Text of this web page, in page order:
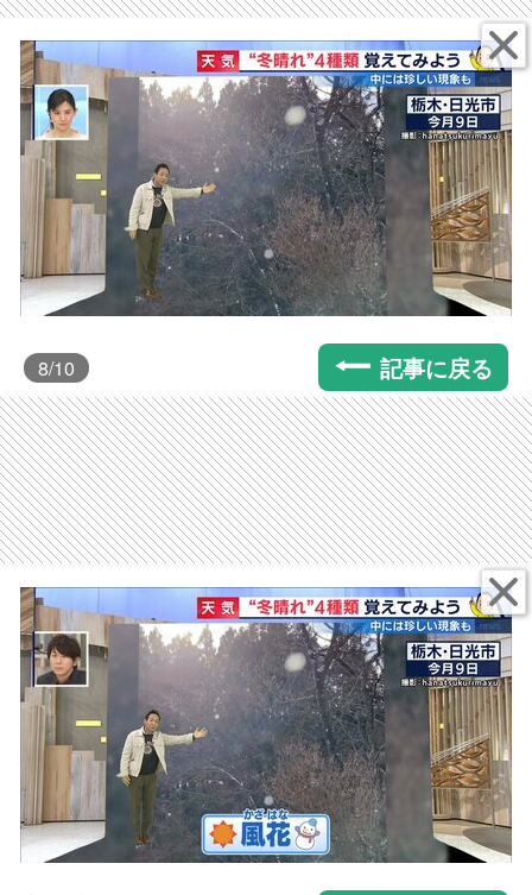
8/10 記事に戻る